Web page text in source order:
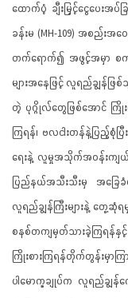
ထောက်ပံ့ ချီးမြှင့်ငွေပေး
ခန်းမ (MH-109) အစည်းအဝ
တက်ရောက်၍ အဖွင့်အမှာ စကား
များအနေဖြင့် လူရည်ချွန်ဖ
တဲ့ ပုဂ္ဂိုလ်တွေဖြစ်အောင် ကြို
ကြရန်၊ ဗလငါးတန်နဲ့ပြည့်စုံပ
ရေးနဲ့ လူမှုအသိုက်အဝန်းကျယ်
ပြည်နယ်အသီးသီးမှ အခြေ
လူရည်ချွန်ကြီးများနဲ့ တွေ့
စနစ်တကျမှတ်သားခဲ့ကြရန်
ကြိုးစားကြရန်တိုက်တွန်းမှ
ပါမောက္ခချုပ်က လူရည်ချွန်